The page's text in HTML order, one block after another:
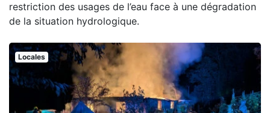
restriction des usages de l’eau face à une dégradation
de la situation hydrologique.
Locales